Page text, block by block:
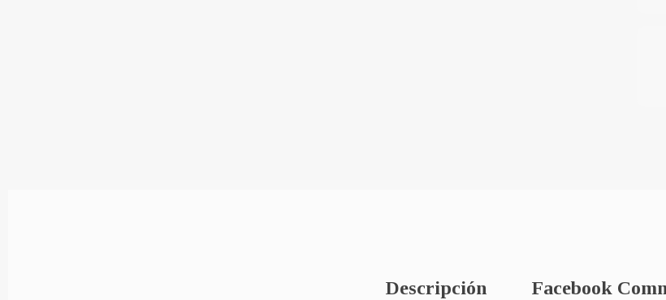
Descripción Facebook